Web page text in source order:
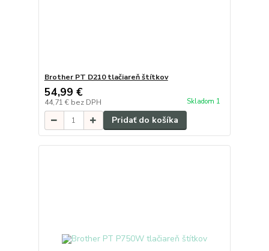
Brother PT D210 tlačiareň štítkov
54,99 €
44,71 € bez DPH Skladom 1
Pridať do košíka